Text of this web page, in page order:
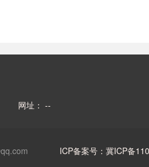
网址： --
ICP备案号：冀ICP备